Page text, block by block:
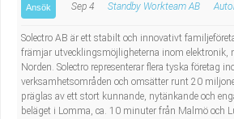
Ansök Sep 4 Standby Workteam AB
Solectro AB är ett stabilt och innovativt
främjar utvecklingsmöjligheterna inom elektronik,
Norden. Solectro representerar flera tyska företag
verksamhetsområden och omsätter runt 20
präglas av ett stort kunnande, nytänkande och
beläget i Lomma, ca. 10 minuter från Malmö och